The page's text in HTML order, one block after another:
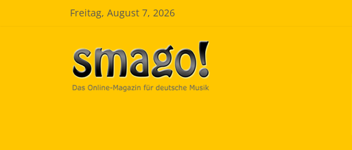
Freitag, August 7, 2026
Smago
SchlagerMAGazinOnline